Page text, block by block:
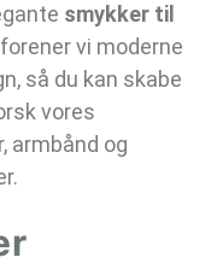
smykker til
vi moderne
så du kan skabe
vores
armbånd og